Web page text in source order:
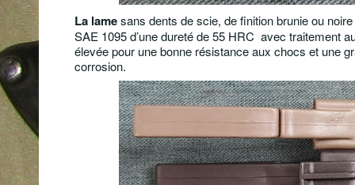
La lamesans dents de scie, de finition brunie ou
SAE 1095 d’une dureté de 55 HRC avec traitement
élevée pour une bonne résistance aux chocs et une
corrosion.